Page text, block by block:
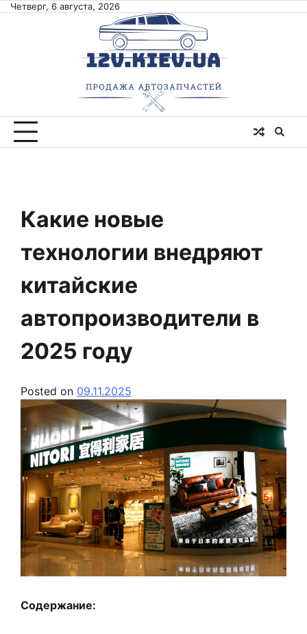
SkipЧетверг, 6 августа, 2026
Какие новые
технологии внедряют
китайские
автопроизводители в
2025 году
Posted on 09.11.2025
Содержание: